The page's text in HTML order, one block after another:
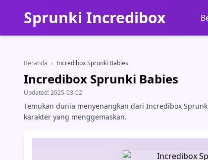
Sprunki Incredibox
Beranda › Incredibox Sprunki Babies
Incredibox Sprunki Babies
Updated:2025-03-02
Temukan dunia menyenangkan dari Incredibox
karakter yang menggemaskan.